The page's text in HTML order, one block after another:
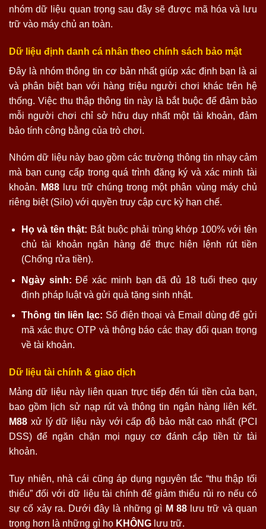
nhóm dữ liệu quan trọng sau đây sẽ được mã hóa và lưu
trữ vào máy chủ an toàn.
Dữ liệu định danh cá nhân theo chính sách bảo mật
Đây là nhóm thông tin cơ bản nhất giúp xác định bạn là ai
và phân biệt bạn với hàng triệu người chơi khác trên hệ
thống. Việc thu thập thông tin này là bắt buộc để đảm bảo
mỗi người chơi chỉ sở hữu duy nhất một tài khoản, đảm
bảo tính công bằng của trò chơi.
Nhóm dữ liệu này bao gồm các trường thông tin nhạy cảm
mà bạn cung cấp trong quá trình đăng ký và xác minh tài
khoản. M88 lưu trữ chúng trong một phân vùng máy chủ
riêng biệt (Silo) với quyền truy cập cực kỳ hạn chế.
Họ và tên thật: Bắt buộc phải trùng khớp 100% với tên
chủ tài khoản ngân hàng để thực hiện lệnh rút tiền
(Chống rửa tiền).
Ngày sinh: Để xác minh bạn đã đủ 18 tuổi theo quy
định pháp luật và gửi quà tặng sinh nhật.
Thông tin liên lạc: Số điện thoại và Email dùng để gửi
mã xác thực OTP và thông báo các thay đổi quan trọng
về tài khoản.
Dữ liệu tài chính & giao dịch
Mảng dữ liệu này liên quan trực tiếp đến túi tiền của bạn,
bao gồm lịch sử nạp rút và thông tin ngân hàng liên kết.
M88 xử lý dữ liệu này với cấp độ bảo mật cao nhất (PCI
DSS) để ngăn chặn mọi nguy cơ đánh cắp tiền từ tài
khoản.
Tuy nhiên, nhà cái cũng áp dụng nguyên tắc “thu thập tối
thiểu” đối với dữ liệu tài chính để giảm thiểu rủi ro nếu có
sự cố xảy ra. Dưới đây là những gì M 88lưu trữ và quan
trọng hơn là những gì họ KHÔNG lưu trữ.